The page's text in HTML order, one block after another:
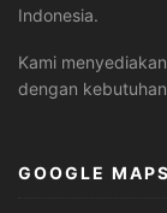
Indonesia.
Kami
dengan
GOOGLE MAPS